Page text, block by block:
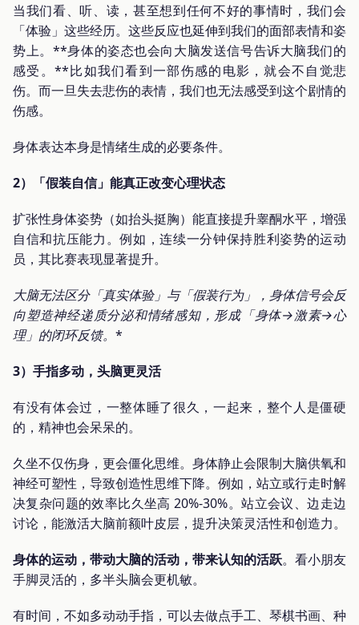
当我们看、听、读，甚至想到任何不好的事情时，我们会
「体验」这些经历。这些反应也延伸到我们的面部表情和姿
势上。**身体的姿态也会向大脑发送信号告诉大脑我们的
感受。**比如我们看到一部伤感的电影，就会不自觉悲
伤。而一旦失去悲伤的表情，我们也无法感受到这个剧情的
伤感。
身体表达本身是情绪生成的必要条件。
2）「假装自信」能真正改变心理状态
扩张性身体姿势（如抬头挺胸）能直接提升睾酮水平，增强
自信和抗压能力。例如，连续一分钟保持胜利姿势的运动
员，其比赛表现显著提升。
大脑无法区分「真实体验」与「假装行为」，身体信号会反
向塑造神经递质分泌和情绪感知，形成「身体→激素→心
理」的闭环反馈。 *
3）手指多动，头脑更灵活
有没有体会过，一整体睡了很久，一起来，整个人是僵硬
的，精神也会呆呆的。
久坐不仅伤身，更会僵化思维。身体静止会限制大脑供氧和
神经可塑性，导致创造性思维下降。例如，站立或行走时解
决复杂问题的效率比久坐高 20%-30%。站立会议、边走边
讨论，能激活大脑前额叶皮层，提升决策灵活性和创造力。
身体的运动，带动大脑的活动，带来认知的活跃。看小朋友
手脚灵活的，多半头脑会更机敏。
有时间，不如多动动手指，可以去做点手工、琴棋书画、种